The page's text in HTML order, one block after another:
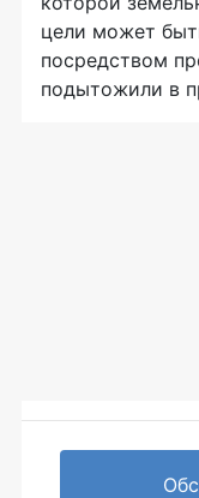
цели может
посредством
подытожили в